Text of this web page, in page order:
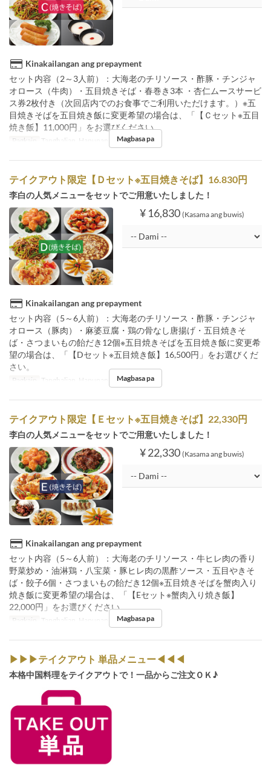
Kinakailangan ang prepayment
セット内容（2～3人前）：大海老のチリソース・酢豚・チンジャ
オロース（牛肉）・五目焼きそば・春巻き3本 ・杏仁ムースサービ
ス券2枚付き（次回店内でのお食事でご利用いただけます。）※五
目焼きそばを五目焼き飯に変更希望の場合は、「【Ｃセット※五目
焼き飯】11,000円」をお選びください。
Pagkain Tanghalian, Hapunan Magbasa pa
テイクアウト限定【Ｄセット※五目焼きそば】16.830円
李白の人気メニューをセットでご用意いたしました！
¥ 16,830 (Kasama ang buwis)
Kinakailangan ang prepayment
セット内容（5～6人前）：大海老のチリソース・酢豚・チンジャ
オロース（豚肉）・麻婆豆腐・鶏の骨なし唐揚げ・五目焼きそ
ば・さつまいもの飴だき12個※五目焼きそばを五目焼き飯に変更希
望の場合は、「【Dセット※五目焼き飯】16,500円」をお選びくだ
さい。
Pagkain Tanghalian, Hapunan Magbasa pa
テイクアウト限定【Ｅセット※五目焼きそば】22,330円
李白の人気メニューをセットでご用意いたしました！
¥ 22,330 (Kasama ang buwis)
Kinakailangan ang prepayment
セット内容（5～6人前）：大海老のチリソース・牛ヒレ肉の香り
野菜炒め・油淋鶏・八宝菜・豚ヒレ肉の黒酢ソース・五目やきそ
ば・餃子6個・さつまいもの飴だき12個※五目焼きそばを蟹肉入り
焼き飯に変更希望の場合は、「【Eセット※蟹肉入り焼き飯】
22,000円」をお選びください。
Pagkain Tanghalian, Hapunan Magbasa pa
▶▶▶テイクアウト 単品メニュー◀◀◀
本格中国料理をテイクアウトで！一品からご注文ＯＫ♪